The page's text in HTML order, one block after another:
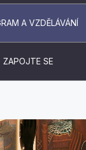
A VZDĚLÁVÁNÍ
ZAPOJTE SE